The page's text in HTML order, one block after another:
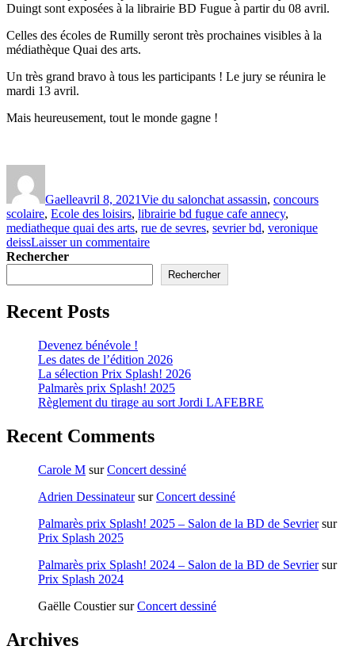
Duingt sont exposées à la librairie BD Fugue à partir du 08 avril.
Celles des écoles de Rumilly seront très prochaines visibles à la
médiathèque Quai des arts.
Un très grand bravo à tous les participants ! Le jury se réunira le
mardi 13 avril.
Mais heureusement, tout le monde gagne !
Gaelleavril 8, 2021Vie du salonchat assassin, concours
scolaire, Ecole des loisirs, librairie bd fugue cafe annecy,
mediatheque quai des arts, rue de sevres, sevrier bd, veronique
deissLaisser un commentaire
Rechercher
Rechercher
Recent Posts
Devenez bénévole !
Les dates de l’édition 2026
La sélection Prix Splash! 2026
Palmarès prix Splash! 2025
Règlement du tirage au sort Jordi LAFEBRE
Recent Comments
Carole M surConcert dessiné
Adrien DessinateursurConcert dessiné
Palmarès prix Splash! 2025 – Salon de la BD de Sevriersur
Prix Splash 2025
Palmarès prix Splash! 2024 – Salon de la BD de Sevriersur
Prix Splash 2024
Gaëlle CoustiersurConcert dessiné
Archives